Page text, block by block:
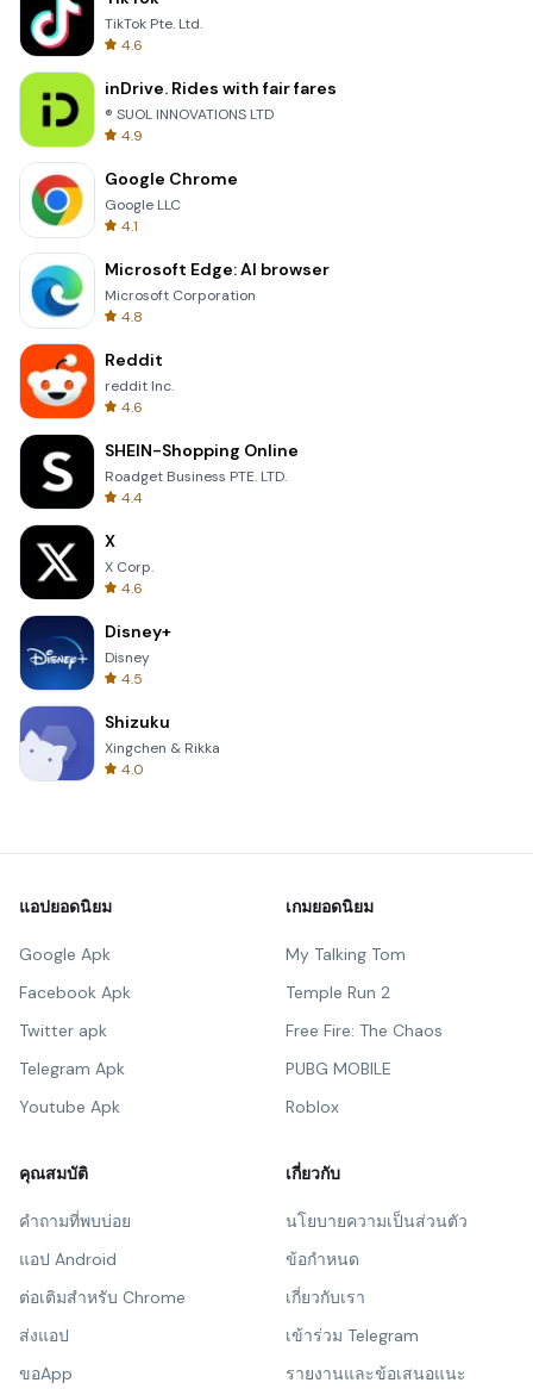
TikTok Pte. Ltd.
4.6
inDrive. Rides with fair fares
® SUOL INNOVATIONS LTD
4.9
Google Chrome
Google LLC
4.1
Microsoft Edge: AI browser
Microsoft Corporation
4.8
Reddit
reddit Inc.
4.6
SHEIN-Shopping Online
Roadget Business PTE. LTD.
4.4
X
X Corp.
4.6
Disney+
Disney
4.5
Shizuku
Xingchen & Rikka
4.0
แอปยอดนิยม
Google Apk
Facebook Apk
Twitter apk
Telegram Apk
Youtube Apk
เกมยอดนิยม
My Talking Tom
Temple Run 2
Free Fire: The Chaos
PUBG MOBILE
Roblox
คุณสมบัติ
คำถามที่พบบ่อย
แอป Android
ต่อเติมสำหรับ Chrome
ส่งแอป
ขอApp
เกี่ยวกับ
นโยบายความเป็นส่วนตัว
ข้อกำหนด
เกี่ยวกับเรา
เข้าร่วม Telegram
รายงานและข้อเสนอแนะ